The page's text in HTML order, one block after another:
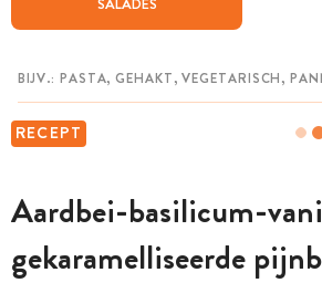
RECEPT
Aardbei-basilicum-
gekaramelliseerde
CHAT MET MAIA
MIJN BEWAARDE RECEPTEN